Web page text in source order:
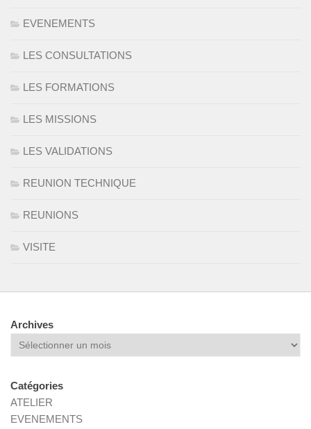
EVENEMENTS
LES CONSULTATIONS
LES FORMATIONS
LES MISSIONS
LES VALIDATIONS
REUNION TECHNIQUE
REUNIONS
VISITE
Archives
Archives
Catégories
ATELIER
EVENEMENTS